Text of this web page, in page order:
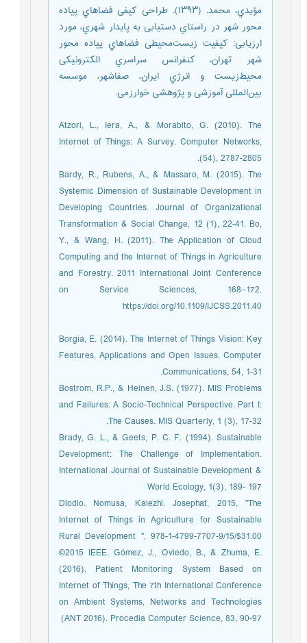
مؤیدي، محمد. (۱۳۹۳). طراحی کیفی فضاهاي پیاده
محور شهر در راستاي دستیابی به پایدار شهري، مورد
ارزیابی: کیفیت زیست‌محیطی فضاهاي پیاده محور
شهر تهران، کنفرانس سراسري الکترونیکی
محیط‌زیست و انرژي ایران، صفاشهر، موسسه
بین‌المللی آموزشی و پژوهشی خوارزمی.
Atzori, L., Iera, A., & Morabito, G. (2010). The
Internet of Things: A Survey. Computer Networks,
(54), 2787-2805.
Bardy, R., Rubens, A., & Massaro, M. (2015). The
Systemic Dimension of Sustainable Development in
Developing Countries. Journal of Organizational
Transformation & Social Change, 12 (1), 22-41. Bo,
Y., & Wang, H. (2011). The Application of Cloud
Computing and the Internet of Things in Agriculture
and Forestry. 2011 International Joint Conference
on Service Sciences, 168–172.
https://doi.org/10.1109/IJCSS.2011.40
Borgia, E. (2014). The Internet of Things Vision: Key
Features, Applications and Open Issues. Computer
Communications, 54, 1-31.
Bostrom, R.P., & Heinen, J.S. (1977). MIS Problems
and Failures: A Socio-Technical Perspective. Part I:
The Causes. MIS Quarterly, 1 (3), 17-32.
Brady, G. L., & Geets, P. C. F. (1994). Sustainable
Development: The Challenge of Implementation.
International Journal of Sustainable Development &
World Ecology, 1(3), 189- 197
Dlodlo. Nomusa, Kalezhi. Josephat, 2015, "The
Internet of Things in Agriculture for Sustainable
Rural Development ", 978-1-4799-7707-9/15/$31.00
©2015 IEEE. Gómez, J., Oviedo, B., & Zhuma, E.
(2016). Patient Monitoring System Based on
Internet of Things, The 7th International Conference
on Ambient Systems, Networks and Technologies
(ANT 2016). Procedia Computer Science, 83, 90-97